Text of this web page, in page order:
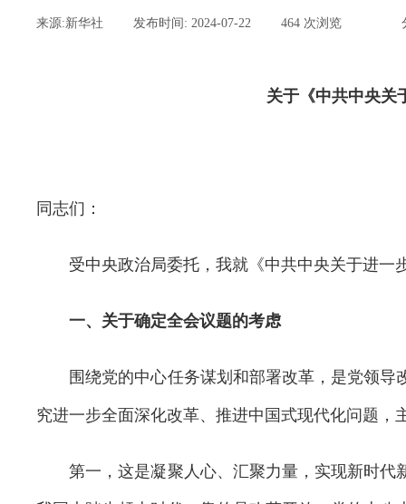
来源:新华社 发布时间: 2024-07-22 464 次浏览
关于《中共中央关
同志们：
受中央政治局委托，我就《中共中央关于进一
一、关于确定全会议题的考虑
围绕党的中心任务谋划和部署改革，是党领导
究进一步全面深化改革、推进中国式现代化问题，
第一，这是凝聚人心、汇聚力量，实现新时代